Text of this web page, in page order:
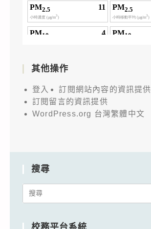
其他操作
登入
訂閱網站內容的資訊提供
訂閱留言的資訊提供
WordPress.org 台灣繁體中文
搜尋
Search
校務平台系統